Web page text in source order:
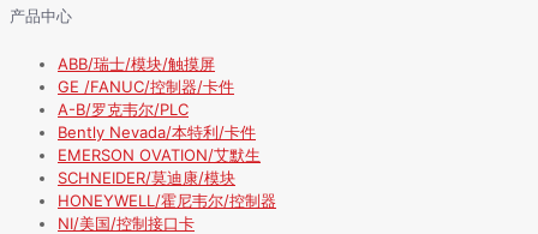
产品中心
ABB/瑞士/模块/触摸屏
GE /FANUC/控制器/卡件
A-B/罗克韦尔/PLC
Bently Nevada/本特利/卡件
EMERSON OVATION/艾默生
SCHNEIDER/莫迪康/模块
HONEYWELL/霍尼韦尔/控制器
NI/美国/控制接口卡